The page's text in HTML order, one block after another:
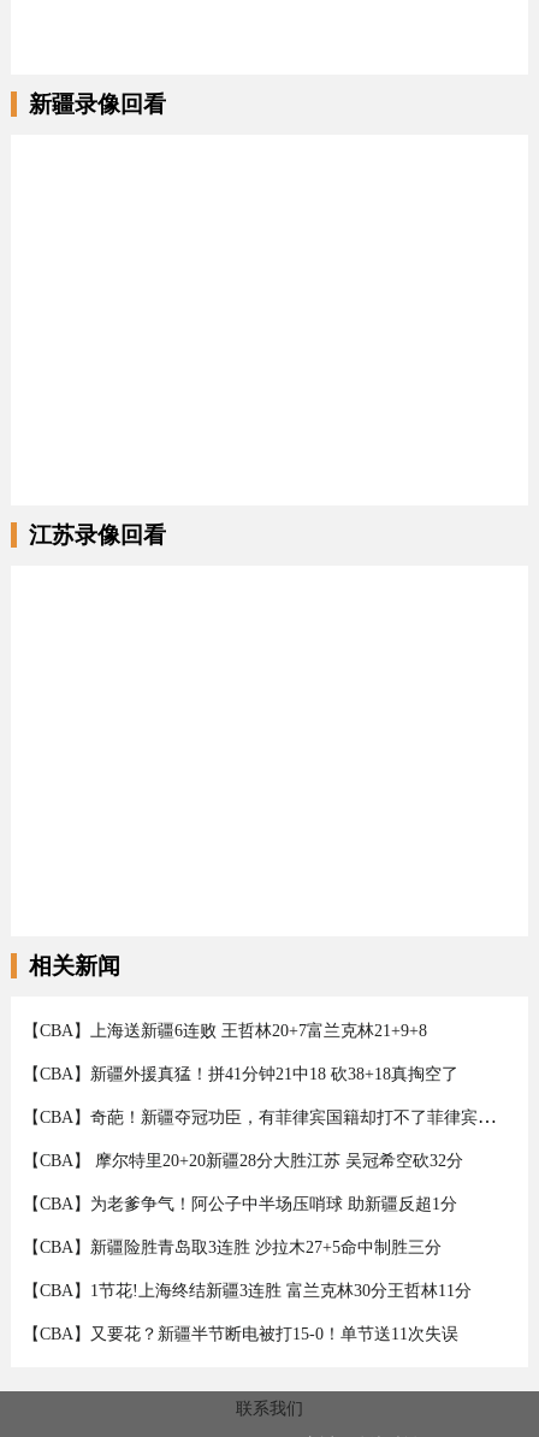
新疆录像回看
江苏录像回看
相关新闻
【CBA】上海送新疆6连败 王哲林20+7富兰克林21+9+8
【CBA】新疆外援真猛！拼41分钟21中18 砍38+18真掏空了
【CBA】奇葩！新疆夺冠功臣，有菲律宾国籍却打不了菲律宾联赛
【CBA】 摩尔特里20+20新疆28分大胜江苏 吴冠希空砍32分
【CBA】为老爹争气！阿公子中半场压哨球 助新疆反超1分
【CBA】新疆险胜青岛取3连胜 沙拉木27+5命中制胜三分
【CBA】1节花!上海终结新疆3连胜 富兰克林30分王哲林11分
【CBA】又要花？新疆半节断电被打15-0！单节送11次失误
联系我们